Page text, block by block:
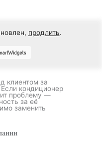
продлить.
клиентом за
кондиционер
проблему —
за её
заменить